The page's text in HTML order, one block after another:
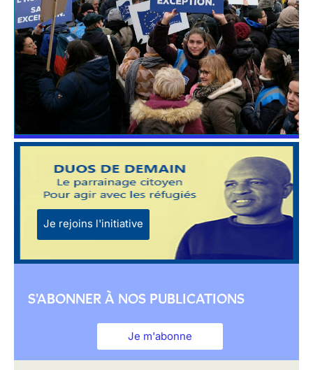
Je rejoins l'initiative
S'ABONNER À NOS PUBLICATIONS
Je m'abonne